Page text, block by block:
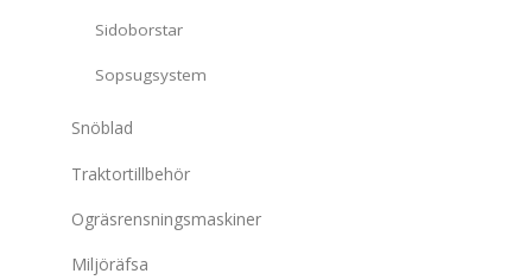
Sidoborstar
Sopsugsystem
Snöblad
Traktortillbehör
Ogräsrensningsmaskiner
Miljöräfsa